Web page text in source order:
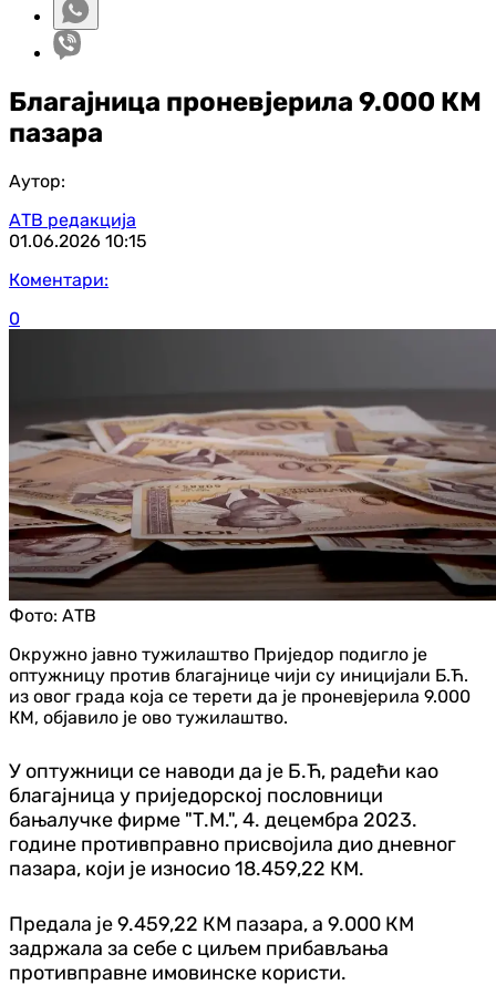
Благајница проневјерила 9.000 КМ
пазара
Аутор:
АТВ редакција
01.06.2026 10:15
Коментари:
0
Фото: АТВ
Окружно јавно тужилаштво Приједор подигло је
оптужницу против благајнице чији су иницијали Б.Ћ.
из овог града која се терети да је проневјерила 9.000
КМ, објавило је ово тужилаштво.
У оптужници се наводи да је Б.Ћ, радећи као
благајница у приједорској пословници
бањалучке фирме "Т.М.", 4. децембра 2023.
године противправно присвојила дио дневног
пазара, који је износио 18.459,22 КМ.
Предала је 9.459,22 КМ пазара, а 9.000 КМ
задржала за себе с циљем прибављања
противправне имовинске користи.